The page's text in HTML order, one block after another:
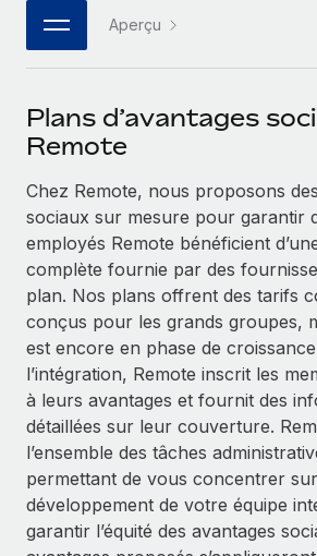
Intégrations
SERVICES
Demandez aux experts
Recevez des conseils d’experts sur
l’international et la conformité
Contrôles d’antécédents
Simplifiez vos processus de
candidats
Remote Watchtower
Gardez un temps d’avance sur les
matière de conformité
Gestion des appareils
Achetez et suivez vos
dans le monde entier
TRAVAILLONS ENSEMBLE
Partenaires stratégiques de la
Devenir partenaire
Explorez avec nous vos opportunités
Remote Build
Bientôt disponible
Conseil en intégrations et
l’IA
ÉTUDES DE CAS
Comment Weaviate, l'as de l'IA,
ses effectifs de 120 % avec
Weaviate en bref Weaviate crée des
source et AI-first. Sa mission est...
En savoir plus
Webinaires
Événements
Salle de presse
Centre de ressources
Obtenir de l’aide
Voir toutes les ressources
BLOG
Paie multipays
EOR et PEO
Gestion des freelances
Taxes
Aperçu
Plans d’avantages
Remote
Chez Remote, nous proposons
sociaux sur mesure pour garantir
employés Remote bénéficient
complète fournie par des
plan. Nos plans offrent des tarifs
conçus pour les grands groupes,
est encore en phase de
l’intégration, Remote inscrit les
à leurs avantages et fournit des
détaillées sur leur couverture.
l’ensemble des tâches
permettant de vous concentrer
développement de votre équipe
garantir l’équité des avantages